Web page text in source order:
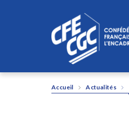
Accueil Actualités